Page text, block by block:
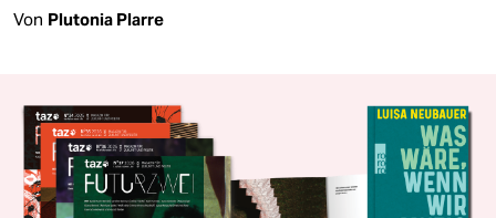
Von Plutonia Plarre